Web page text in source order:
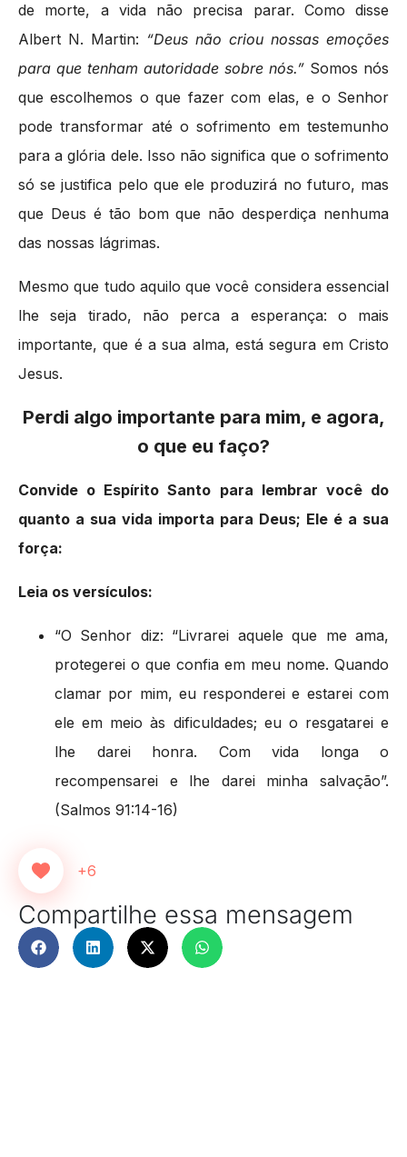
de morte, a vida não precisa parar. Como disse
Albert N. Martin: “Deus não criou nossas emoções
para que tenham autoridade sobre nós.” Somos nós
que escolhemos o que fazer com elas, e o Senhor
pode transformar até o sofrimento em testemunho
para a glória dele. Isso não significa que o sofrimento
só se justifica pelo que ele produzirá no futuro, mas
que Deus é tão bom que não desperdiça nenhuma
das nossas lágrimas.
Mesmo que tudo aquilo que você considera essencial
lhe seja tirado, não perca a esperança: o mais
importante, que é a sua alma, está segura em Cristo
Jesus.
Perdi algo importante para mim, e agora,
o que eu faço?
Convide o Espírito Santo para lembrar você do
quanto a sua vida importa para Deus; Ele é a sua
força:
Leia os versículos:
“O Senhor diz: “Livrarei aquele que me ama,
protegerei o que confia em meu nome. Quando
clamar por mim, eu responderei e estarei com
ele em meio às dificuldades; eu o resgatarei e
lhe darei honra. Com vida longa o
recompensarei e lhe darei minha salvação”.
(Salmos 91:14-16)
+6
Compartilhe essa mensagem